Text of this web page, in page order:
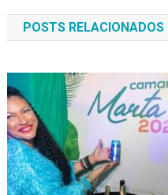
de
Post
POSTS RELACIONADOS